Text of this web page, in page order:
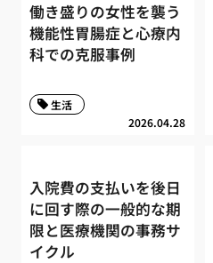
働き盛りの女性を襲う
機能性胃腸症と心療内
科での克服事例
2026.04.28
生活
入院費の支払いを後日
に回す際の一般的な期
限と医療機関の事務サ
イクル